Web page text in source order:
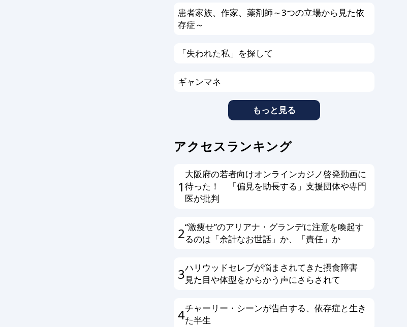
患者家族、作家、薬剤師～3つの立場から見た依
存症～
「失われた私」を探して
ギャンマネ
もっと見る
アクセスランキング
1
大阪府の若者向けオンラインカジノ啓発動画に
待った！ 「偏見を助長する」支援団体や専門
医が批判
2“激痩せ”のアリアナ・グランデに注意を喚起す
るのは「余計なお世話」か、「責任」か
3ハリウッドセレブが悩まされてきた摂食障害
見た目や体型をからかう声にさらされて
4チャーリー・シーンが告白する、依存症と生き
た半生